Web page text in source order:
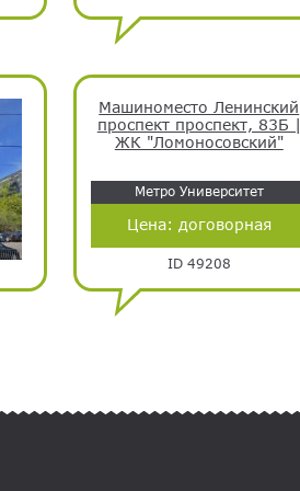
Машиноместо Ленинский
проспект проспект, 83Б |
ЖК "Ломоносовский"
Метро Университет
Цена: договорная
ID 49208